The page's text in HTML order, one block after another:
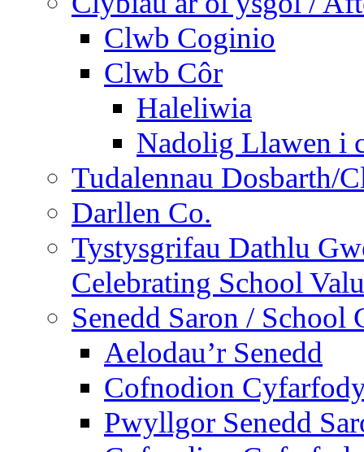
Clwb Coginio
Clwb Côr
Haleliwia
Nadolig Llawen i
Tudalennau Dosbarth/
Darllen Co.
Tystysgrifau Dathlu
Celebrating School
Senedd Saron / School
Aelodau’r Senedd
Cofnodion
Pwyllgor Senedd